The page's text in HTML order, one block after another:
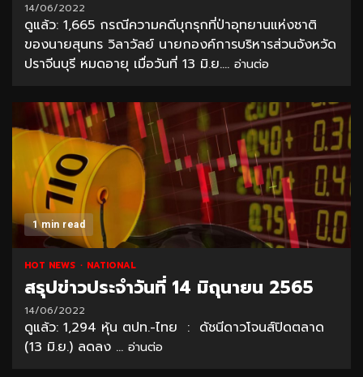
14/06/2022
ดูแล้ว: 1,665 กรณีความคดีบุกรุกที่ป่าอุทยานแห่งชาติ
ของนายสุนทร วิลาวัลย์ นายกองค์การบริหารส่วนจังหวัด
ปราจีนบุรี หมดอายุ เมื่อวันที่ 13 มิ.ย.... อ่านต่อ
1 min read
HOT NEWS NATIONAL
สรุปข่าวประจำวันที่ 14 มิถุนายน 2565
14/06/2022
ดูแล้ว: 1,294 หุ้น ตปท.-ไทย : ดัชนีดาวโจนส์ปิดตลาด
(13 มิ.ย.) ลดลง ... อ่านต่อ